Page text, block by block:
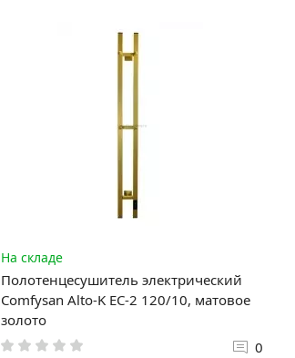
На складе
Полотенцесушитель электрический
Comfysan Alto-K EC-2 120/10, матовое
золото
0